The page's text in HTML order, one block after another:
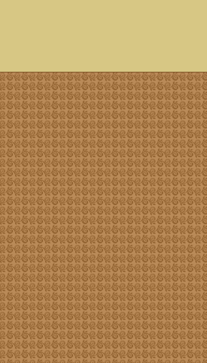
традиций,великая страна,история,тексты песен, описание песен, удобный каталог mp3 фольклора